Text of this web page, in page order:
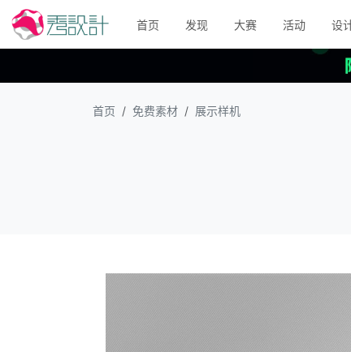
首页 发现 大赛 活动 设
首页 免费素材 展示样机